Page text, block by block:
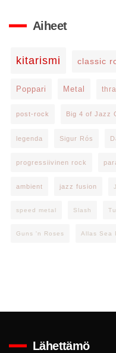
Aiheet
kitarismi classic
Poppari Metal
post-rock Big 4 of Jazz
legenda Sigur Rós
progressiivinen rock
ambient jazz fusion
speed metal Slash
Guns 'n Roses Allas Sea
Lähettämö